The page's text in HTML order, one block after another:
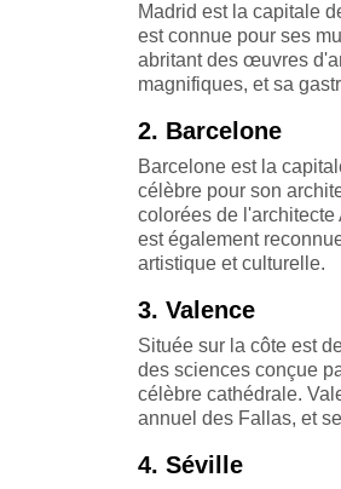
Madrid est la capitale
est connue pour ses
abritant des œuvres
magnifiques, et sa
2. Barcelone
Barcelone est la
célèbre pour son
colorées de
est également
artistique et culturelle.
3. Valence
Située sur la côte est
des sciences conçue
célèbre cathédrale.
annuel des Fallas, et
4. Séville